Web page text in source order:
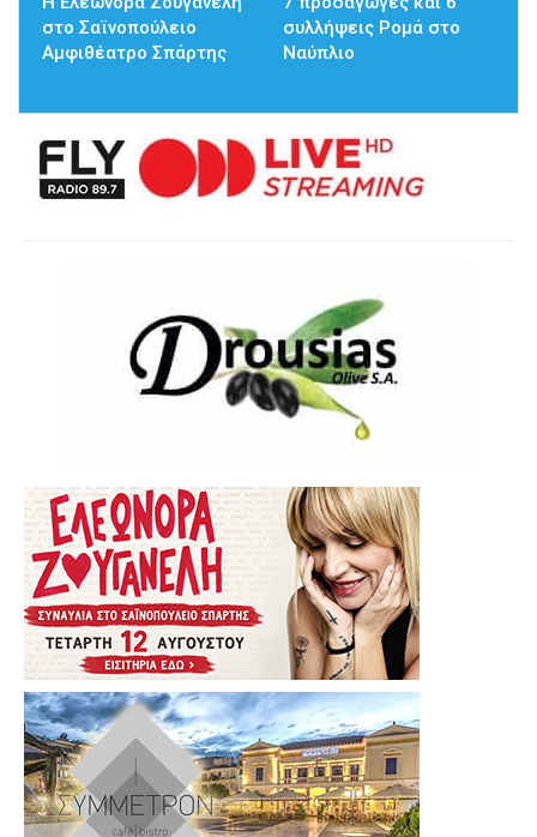
στο Σαϊνοπούλειο
Αμφιθέατρο Σπάρτης
συλλήψεις Ρομά στο
Ναύπλιο